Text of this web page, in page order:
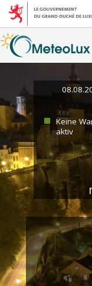
Keine
aktiv